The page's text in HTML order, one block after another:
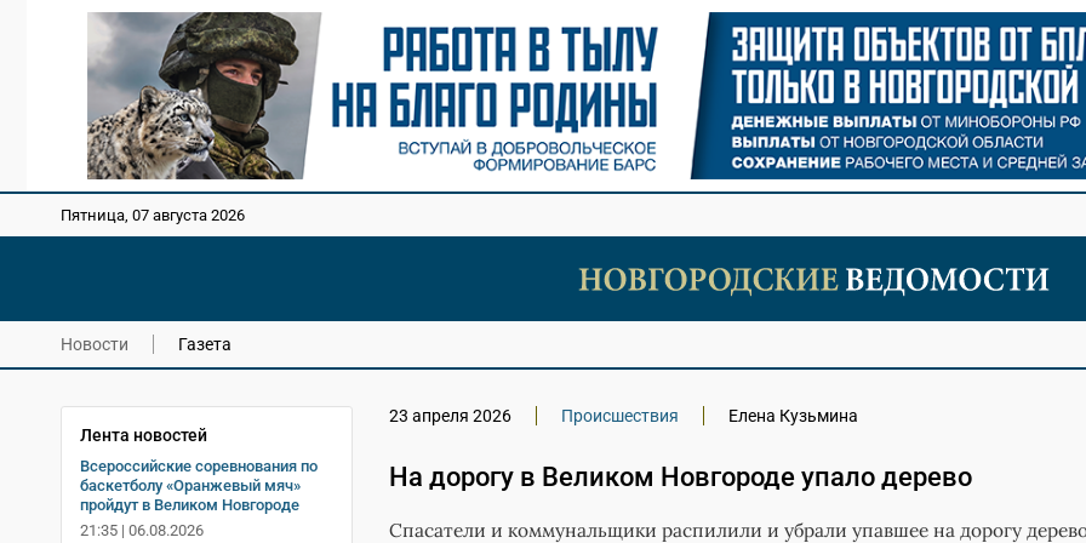
Пятница, 07 августа 2026
Новости Газета
Лента новостей
Всероссийские соревнования по
баскетболу «Оранжевый мяч»
пройдут в Великом Новгороде
21:35 | 06.08.2026
23 апреля 2026 Происшествия Елена Кузьмина
На дорогу в Великом Новгороде упало дерево
Спасатели и коммунальщики распилили и убрали упавшее на дорогу